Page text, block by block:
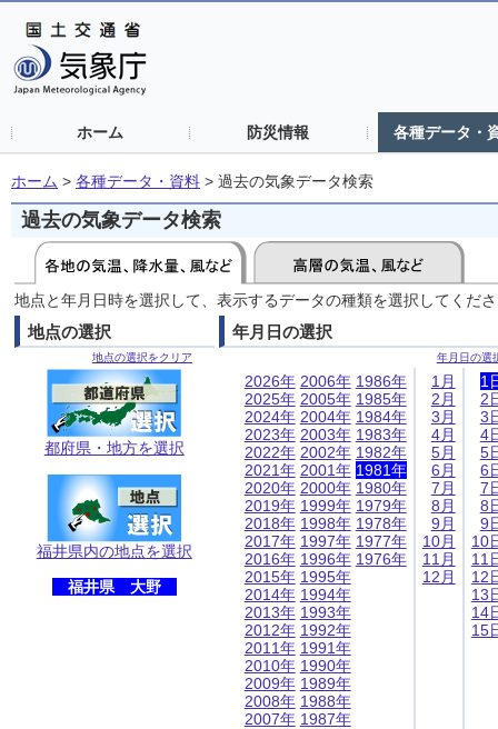
ホーム 防災情報 各種データ・
ホーム > 各種データ・資料 > 過去の気象データ検索
過去の気象データ検索
地点と年月日時を選択して、表示するデータの種類を選択してくだ
地点の選択
地点の選択をクリア
都府県・地方を選択
福井県内の地点を選択
福井県 大野
年月日の選択
年月日の選
2026年
2025年
2024年
2023年
2022年
2021年
2020年
2019年
2018年
2017年
2016年
2015年
2014年
2013年
2012年
2011年
2010年
2009年
2008年
2007年
2006年
2005年
2004年
2003年
2002年
2001年
2000年
1999年
1998年
1997年
1996年
1995年
1994年
1993年
1992年
1991年
1990年
1989年
1988年
1987年
1986年
1985年
1984年
1983年
1982年
1981年
1980年
1979年
1978年
1977年
1976年
1月
2月
3月
4月
5月
6月
7月
8月
9月
10月
11月
12月
1
2
3
4
5
6
7
8
9
10
11
12
13
14
15